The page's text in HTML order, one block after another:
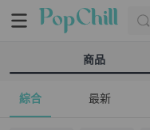
商品
綜合 最新